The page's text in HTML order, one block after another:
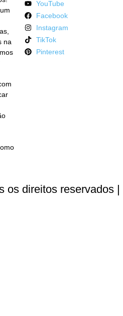
na
YouTube
Facebook
Instagram
TikTok
Pinterest
os direitos reservados |